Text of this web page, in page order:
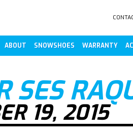
ABOUT SNOWSHOES WARRANTY
SES
19, 2015